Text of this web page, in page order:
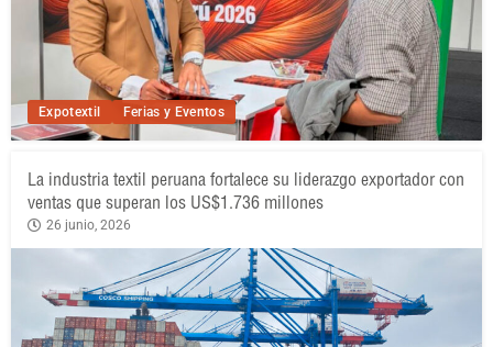
Expotextil Ferias y Eventos
La industria textil peruana fortalece su liderazgo exportador con
ventas que superan los US$1.736 millones
26 junio, 2026